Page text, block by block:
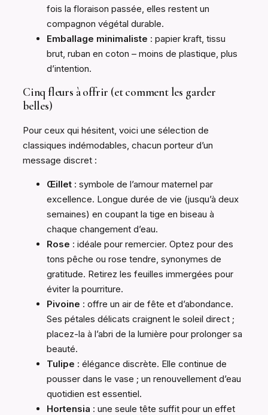
fois la floraison passée, elles restent un
compagnon végétal durable.
Emballage minimaliste : papier kraft, tissu
brut, ruban en coton – moins de plastique, plus
d’intention.
Cinq fleurs à offrir (et comment les garder
belles)
Pour ceux qui hésitent, voici une sélection de
classiques indémodables, chacun porteur d’un
message discret :
Œillet : symbole de l’amour maternel par
excellence. Longue durée de vie (jusqu’à deux
semaines) en coupant la tige en biseau à
chaque changement d’eau.
Rose : idéale pour remercier. Optez pour des
tons pêche ou rose tendre, synonymes de
gratitude. Retirez les feuilles immergées pour
éviter la pourriture.
Pivoine : offre un air de fête et d’abondance.
Ses pétales délicats craignent le soleil direct ;
placez-la à l’abri de la lumière pour prolonger sa
beauté.
Tulipe : élégance discrète. Elle continue de
pousser dans le vase ; un renouvellement d’eau
quotidien est essentiel.
Hortensia : une seule tête suffit pour un effet